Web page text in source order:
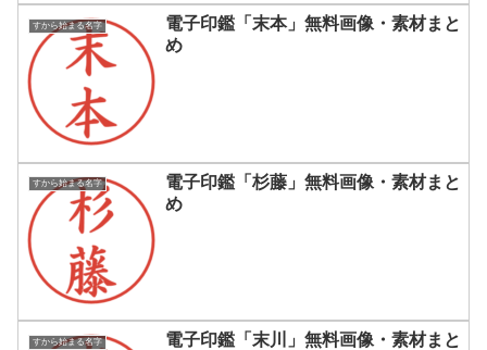
すから始まる名字
電子印鑑「末本」無料画像・素材まと
め
すから始まる名字
電子印鑑「杉藤」無料画像・素材まと
め
すから始まる名字
電子印鑑「末川」無料画像・素材まと